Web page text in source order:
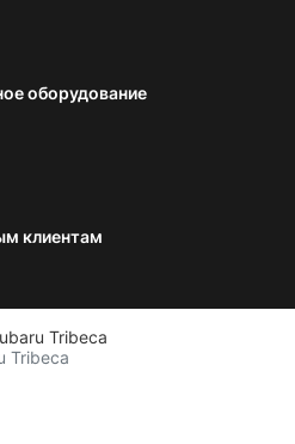
оборудование
клиентам
Tribeca
Tribeca